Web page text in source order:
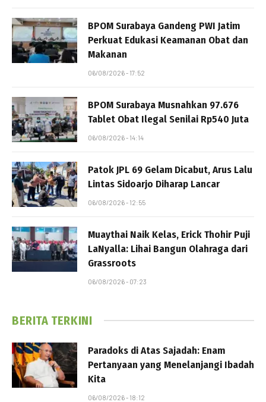
BPOM Surabaya Gandeng PWI Jatim
Perkuat Edukasi Keamanan Obat dan
Makanan
06/08/2026 - 17:52
BPOM Surabaya Musnahkan 97.676
Tablet Obat Ilegal Senilai Rp540 Juta
06/08/2026 - 14:14
Patok JPL 69 Gelam Dicabut, Arus Lalu
Lintas Sidoarjo Diharap Lancar
06/08/2026 - 12:55
Muaythai Naik Kelas, Erick Thohir Puji
LaNyalla: Lihai Bangun Olahraga dari
Grassroots
06/08/2026 - 07:23
BERITA TERKINI
Paradoks di Atas Sajadah: Enam
Pertanyaan yang Menelanjangi Ibadah
Kita
06/08/2026 - 18:12